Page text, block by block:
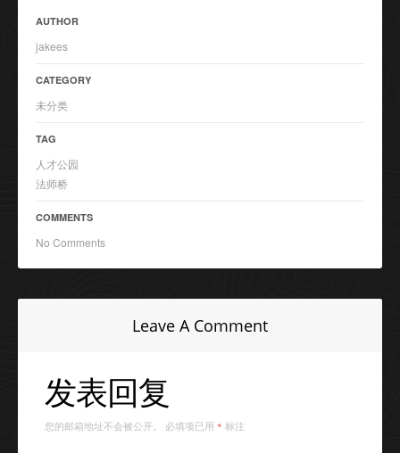
AUTHOR
jakees
CATEGORY
未分类
TAG
人才公园
法师桥
COMMENTS
No Comments
Leave A Comment
发表回复
您的邮箱地址不会被公开。 必填项已用 * 标注